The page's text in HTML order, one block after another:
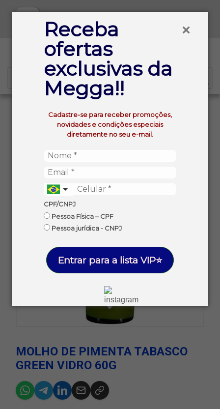
Receba
ofertas
exclusivas da
Megga!!
Cadastre-se para receber promoções,
novidades e condições especiais
diretamente no seu e-mail.
CPF/CNPJ
Pessoa Física – CPF
Pessoa jurídica - CNPJ
Entrar para a lista VIP⭐
MOLHO DE PIMENTA TABASCO GREEN VIDRO 60G
MOLHO DE PIMENTA TABASCO
GREEN VIDRO 60G